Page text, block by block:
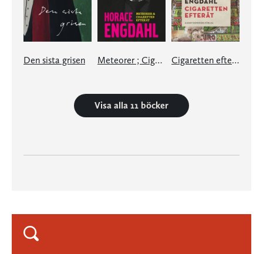
Den sista grisen Meteorer ; Cigaretten efteråt Cigaretten efteråt
Visa alla 11 böcker